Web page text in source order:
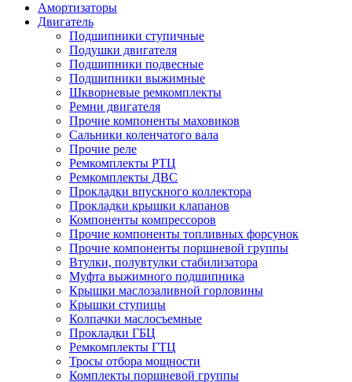
Амортизаторы
Двигатель
Подшипники ступичные
Подушки двигателя
Подшипники подвесные
Подшипники выжимные
Шкворневые ремкомплекты
Ремни двигателя
Прочие компоненты маховиков
Сальники коленчатого вала
Прочие реле
Ремкомплекты РТЦ
Ремкомплекты ДВС
Прокладки впускного коллектора
Прокладки крышки клапанов
Компоненты компрессоров
Прочие компоненты топливных форсунок
Прочие компоненты поршневой группы
Втулки, полувтулки стабилизатора
Муфта выжимного подшипника
Крышки маслозаливной горловины
Крышки ступицы
Колпачки маслосъемные
Прокладки ГБЦ
Ремкомплекты ГТЦ
Тросы отбора мощности
Комплекты поршневой группы